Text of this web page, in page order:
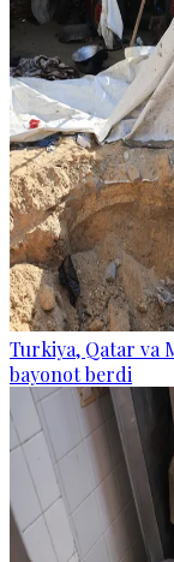
Turkiya, Qatar va
bayonot berdi